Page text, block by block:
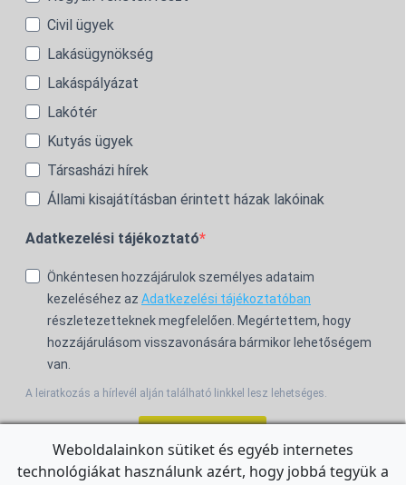
Civil ügyek
Lakásügynökség
Lakáspályázat
Lakótér
Kutyás ügyek
Társasházi hírek
Állami kisajátításban érintett házak lakóinak
Adatkezelési tájékoztató
Önkéntesen hozzájárulok személyes adataim
kezeléséhez az Adatkezelési tájékoztatóban
részletezetteknek megfelelően. Megértettem, hogy
hozzájárulásom visszavonására bármikor lehetőségem
van.
A leiratkozás a hírlevél alján található linkkel lesz lehetséges.
Weboldalainkon sütiket és egyéb internetes
technológiákat használunk azért, hogy jobbá tegyük a